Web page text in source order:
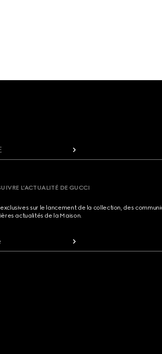
L’ACTUALITÉ DE GUCCI
sur le lancement de la collection, des
actualités de la Maison.